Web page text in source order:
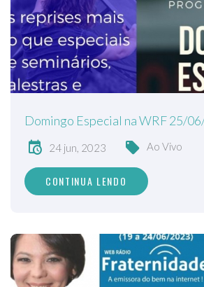
Domingo Especial na WRF 25/
24 jun, 2023 Ao Vivo
CONTINUA LENDO